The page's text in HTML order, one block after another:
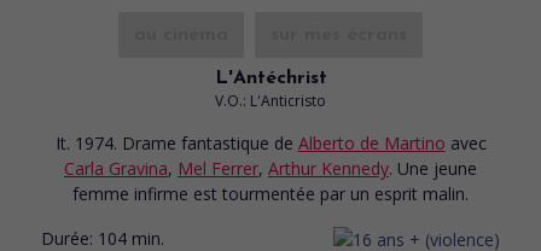
L'Antéchrist
V.O.: L'Anticristo
It. 1974. Drame fantastique de Alberto de Martino avec
Carla Gravina, Mel Ferrer, Arthur Kennedy. Une jeune
femme infirme est tourmentée par un esprit malin.
Durée: 104 min.